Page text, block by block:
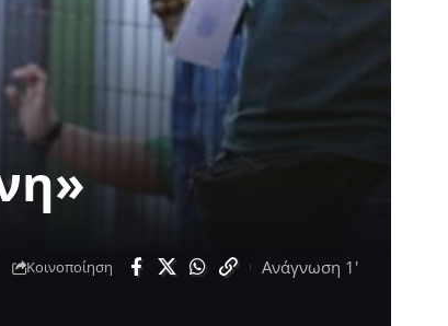
Κοινοποίηση Ανάγνωση 1'